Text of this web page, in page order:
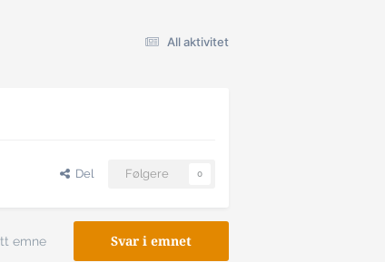
All aktivitet
Del Følgere 0
Svar i emnet
emne